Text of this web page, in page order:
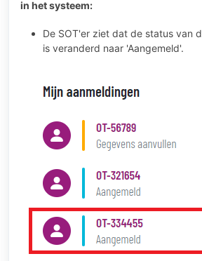
in het systeem:
De SOT'er ziet dat de status van
is veranderd naar 'Aangemeld'.